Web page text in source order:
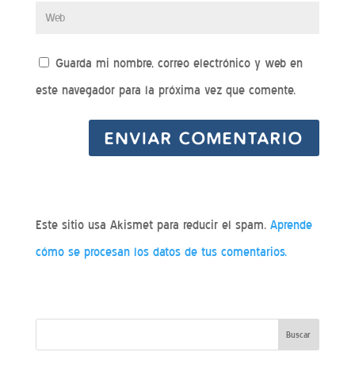
Guarda mi nombre, correo electrónico y web en
este navegador para la próxima vez que comente.
Este sitio usa Akismet para reducir el spam. Aprende
cómo se procesan los datos de tus comentarios.